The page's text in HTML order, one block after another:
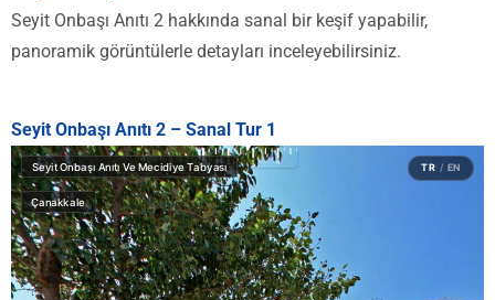
Seyit Onbaşı Anıtı 2 hakkında sanal bir keşif yapabilir,
panoramik görüntülerle detayları inceleyebilirsiniz.
Seyit Onbaşı Anıtı 2 – Sanal Tur 1